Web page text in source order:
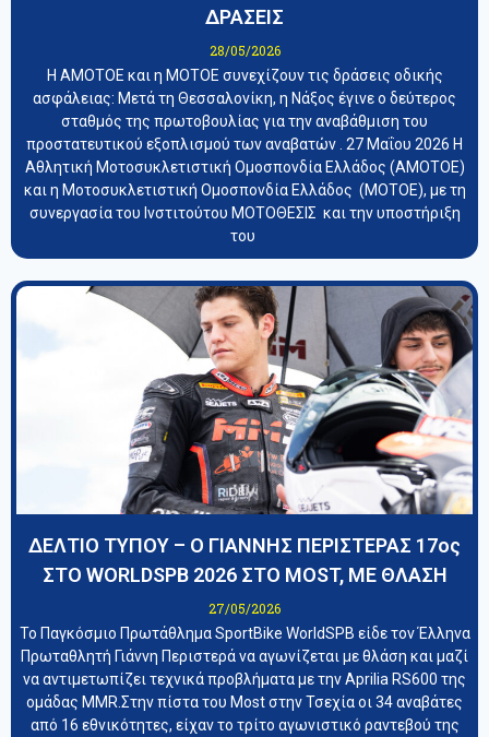
ΔΡΑΣΕΙΣ
28/05/2026
Η ΑΜΟΤΟΕ και η ΜΟΤΟΕ συνεχίζουν τις δράσεις οδικής
ασφάλειας: Μετά τη Θεσσαλονίκη, η Νάξος έγινε ο δεύτερος
σταθμός της πρωτοβουλίας για την αναβάθμιση του
προστατευτικού εξοπλισμού των αναβατών . 27 Μαΐου 2026 Η
Αθλητική Μοτοσυκλετιστική Ομοσπονδία Ελλάδος (ΑΜΟΤΟΕ)
και η Μοτοσυκλετιστική Ομοσπονδία Ελλάδος (ΜΟΤΟΕ), με τη
συνεργασία του Ινστιτούτου ΜΟΤΟΘΕΣΙΣ και την υποστήριξη
του
ΔΕΛΤΙΟ ΤΥΠΟΥ – Ο ΓΙΑΝΝΗΣ ΠΕΡΙΣΤΕΡΑΣ 17ος
ΣΤΟ WORLDSPB 2026 ΣΤΟ MOST, ΜΕ ΘΛΑΣΗ
27/05/2026
Το Παγκόσμιο Πρωτάθλημα SportBike WorldSPB είδε τον Έλληνα
Πρωταθλητή Γιάννη Περιστερά να αγωνίζεται με θλάση και μαζί
να αντιμετωπίζει τεχνικά προβλήματα με την Aprilia RS600 της
ομάδας MMR.Στην πίστα του Most στην Τσεχία οι 34 αναβάτες
από 16 εθνικότητες, είχαν το τρίτο αγωνιστικό ραντεβού της